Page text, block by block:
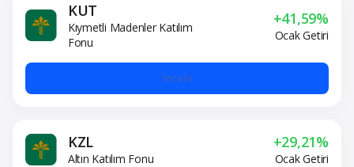
KUT
Kıymetli Madenler Katılım
Fonu
+41,59%
Ocak Getiri
İncele
KZL
Altın Katılım Fonu
+29,21%
Ocak Getiri